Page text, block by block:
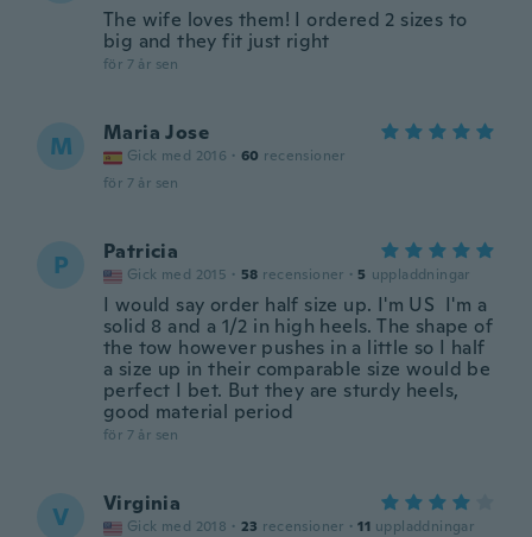
The wife loves them! I ordered 2 sizes to
big and they fit just right
för 7 år sen
M Maria Jose
Gick med 2016 · 60 recensioner
för 7 år sen
P Patricia
Gick med 2015 · 58 recensioner · 5 uppladdningar
I would say order half size up. I'm US I'm a
solid 8 and a 1/2 in high heels. The shape of
the tow however pushes in a little so I half
a size up in their comparable size would be
perfect I bet. But they are sturdy heels,
good material period
för 7 år sen
V Virginia
Gick med 2018 · 23 recensioner · 11 uppladdningar